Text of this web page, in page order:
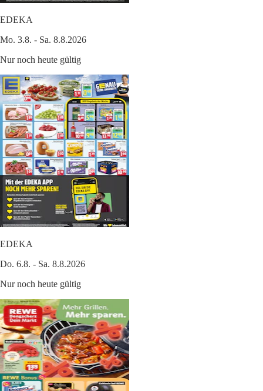
EDEKA
Mo. 3.8. - Sa. 8.8.2026
Nur noch heute gültig
EDEKA
Do. 6.8. - Sa. 8.8.2026
Nur noch heute gültig